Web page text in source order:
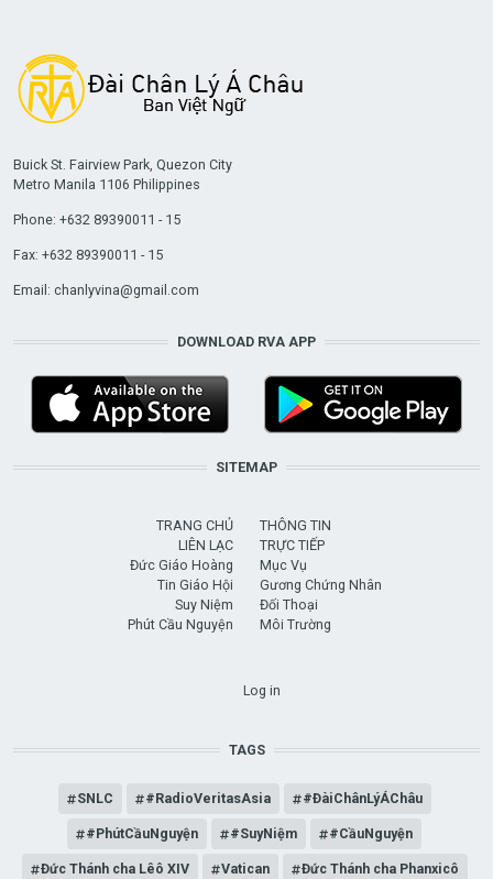
Buick St. Fairview Park, Quezon City
Metro Manila 1106 Philippines
Phone: +632 89390011 - 15
Fax: +632 89390011 - 15
Email: chanlyvina@gmail.com
DOWNLOAD RVA APP
SITEMAP
TRANG CHỦ
LIÊN LẠC
Đức Giáo Hoàng
Tin Giáo Hội
Suy Niệm
Phút Cầu Nguyện
THÔNG TIN
TRỰC TIẾP
Mục Vụ
Gương Chứng Nhân
Đối Thoại
Môi Trường
Log in
TAGS
SNLC #RadioVeritasAsia #ĐàiChânLýÁChâu
#PhútCầuNguyện #SuyNiệm #CầuNguyện
Đức Thánh cha Lêô XIV Vatican Đức Thánh cha Phanxicô